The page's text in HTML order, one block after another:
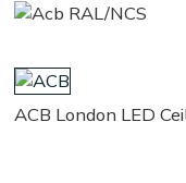
ACB London LED